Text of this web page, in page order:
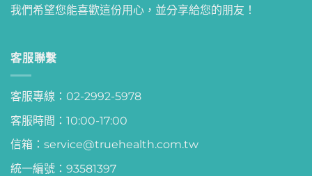
我們希望您能喜歡這份用心，並分享給您的朋友！
客服聯繫
客服專線：02-2992-5978
客服時間：10:00-17:00
信箱：service@truehealth.com.tw
統一編號：93581397